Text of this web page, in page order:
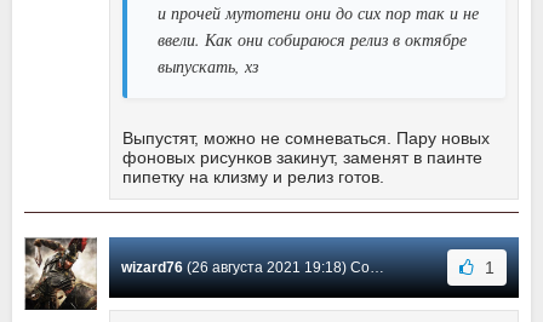
и прочей мутотени они до сих пор так и не
ввели. Как они собираюся релиз в октябре
выпускать, хз
Выпустят, можно не сомневаться. Пару новых
фоновых рисунков закинут, заменят в паинте
пипетку на клизму и релиз готов.
wizard76(26 августа 2021 19:18) Сообщение #464 1